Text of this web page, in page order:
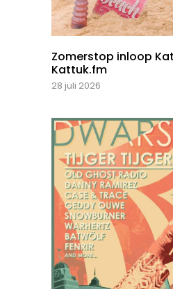
Zomerstop inloop
Kattuk.fm
28 juli 2026